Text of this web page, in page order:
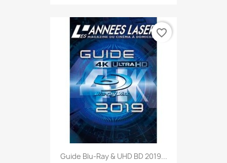
Guide Blu-Ray & UHD BD 2019...
favorite_border